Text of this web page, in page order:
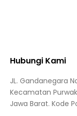
Hubungi Kami
JL. Gandanegara
Kecamatan
Jawa Barat. Kode